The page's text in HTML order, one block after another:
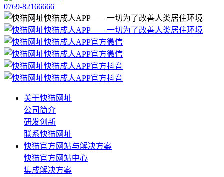
0769-82166666
关于快猫网址
公司简介
研发创新
联系快猫网址
快猫官方网站与解决方案
快猫官方网站中心
集成解决方案